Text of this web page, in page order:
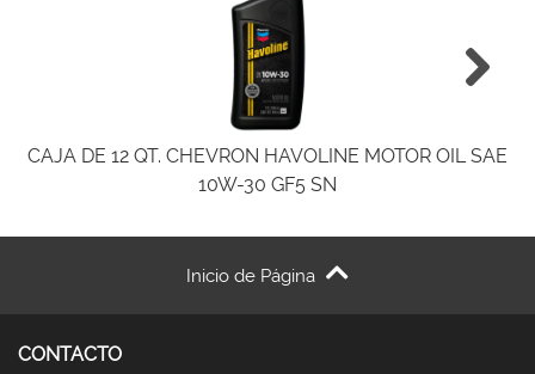
CAJA DE 12 QT. CHEVRON HAVOLINE MOTOR OIL SAE
10W-30 GF5 SN
Inicio de Página
CONTACTO